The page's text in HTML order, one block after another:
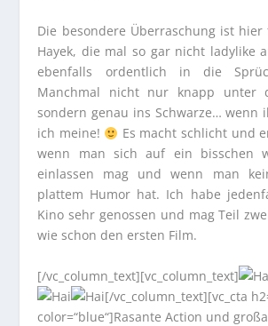
Die besondere Überraschung ist
Hayek, die mal so gar nicht ladylike
ebenfalls ordentlich in die
Manchmal nicht nur knapp unter
sondern genau ins Schwarze… wenn
ich meine!
Es macht schlicht und
wenn man sich auf ein bisschen
einlassen mag und wenn man
plattem Humor hat. Ich habe
Kino sehr genossen und mag Teil
wie schon den ersten Film.
[/vc_column_text][vc_column_text]
[/vc_column_text][vc_cta
color=“blue“]Rasante Action und